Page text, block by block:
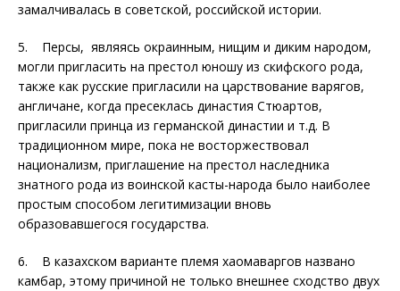
замалчивалась в советской, российской истории.
5. Персы, являясь окраинным, нищим и диким народом,
могли пригласить на престол юношу из скифского рода,
также как русские пригласили на царствование варягов,
англичане, когда пресеклась династия Стюартов,
пригласили принца из германской династии и т.д. В
традиционном мире, пока не восторжествовал
национализм, приглашение на престол наследника
знатного рода из воинской касты-народа было наиболее
простым способом легитимизации вновь
образовавшегося государства.
6. В казахском варианте племя хаомаваргов названо
камбар, этому причиной не только внешнее сходство двух